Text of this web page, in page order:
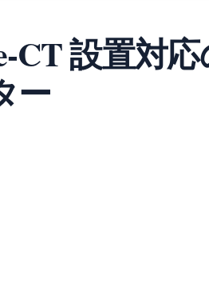
CT 設置対
ー